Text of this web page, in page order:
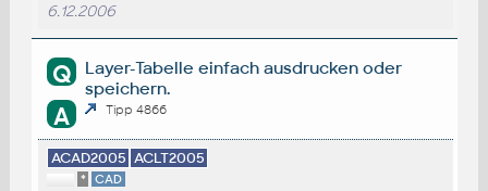
6.12.2006
Q
Layer-Tabelle einfach ausdrucken oder
speichern.
A Tipp 4866
ACAD2005 ACLT2005
* CAD